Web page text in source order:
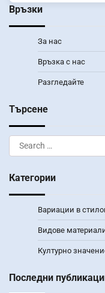
Връзки
За нас
Връзка с нас
Разгледайте
Търсене
Search
for:
Категории
Вариации в
Видове
Културно
Последни